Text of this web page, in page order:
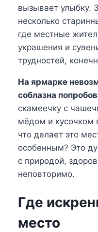
вызывает улыбку.
несколько
где местные
украшения и
трудностей,
На ярмарке
соблазна
скамеечку с
мёдом и кусочком
что делает это
особенным? Это
с природой,
неповторимо.
Где
место